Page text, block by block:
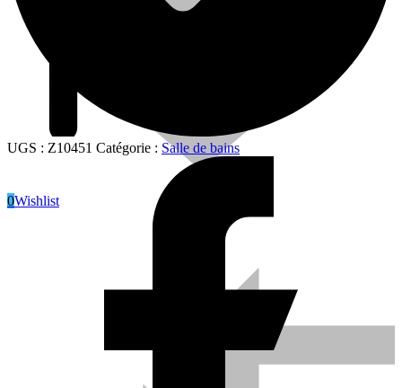
0Wishlist
UGS : Z10451 Catégorie : Salle de bains